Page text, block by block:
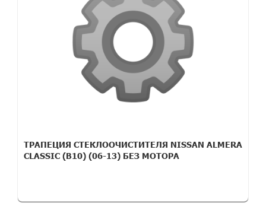
ТРАПЕЦИЯ СТЕКЛООЧИСТИТЕЛЯ NISSAN ALMERA
CLASSIC (B10) (06-13) БЕЗ МОТОРА